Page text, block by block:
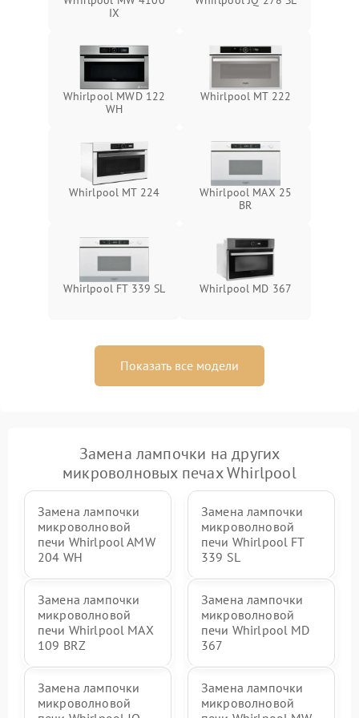
IX
Whirlpool MWD 122
WH
Whirlpool MT 222
Whirlpool MT 224
Whirlpool MAX 25
BR
Whirlpool FT 339 SL Whirlpool MD 367
Показать все модели
Замена лампочки на других
микроволновых печах Whirlpool
Замена лампочки
микроволновой
печи Whirlpool AMW
204 WH
Замена лампочки
микроволновой
печи Whirlpool FT
339 SL
Замена лампочки
микроволновой
печи Whirlpool MAX
109 BRZ
Замена лампочки
микроволновой
печи Whirlpool MD
367
Замена лампочки
микроволновой
Замена лампочки
микроволновой